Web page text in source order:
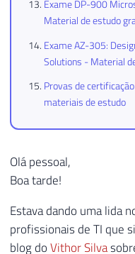
Exame DP-900
Material de estudo
Exame AZ-305:
Solutions - Material
Provas de
materiais de estudo
Olá pessoal,
Boa tarde!
Estava dando uma lida
profissionais de TI que
blog doVithor Silva